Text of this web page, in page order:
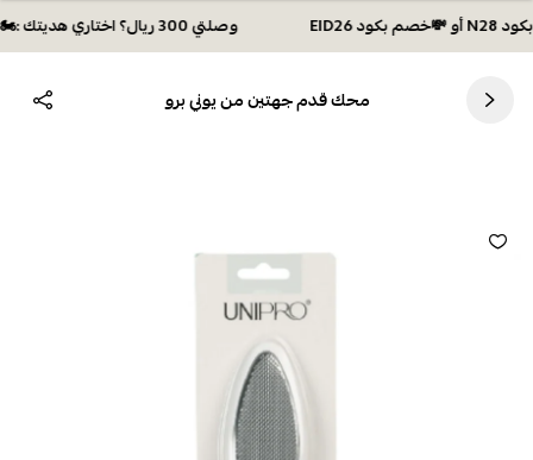
وصلتي 300 ريال؟ اختاري هديتك :🏍 شحن مجاني بكود N28 أو 💸خصم بكود EID26
محك قدم جهتين من يوني برو